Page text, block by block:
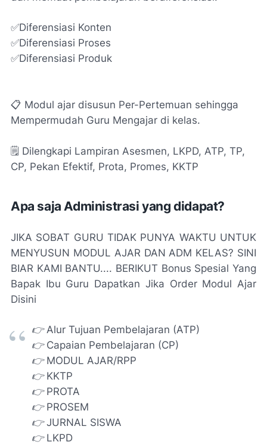
✅Diferensiasi Konten
✅Diferensiasi Proses
✅Diferensiasi Produk
📋 Modul ajar disusun Per-Pertemuan sehingga
Mempermudah Guru Mengajar di kelas.
🗒️ Dilengkapi Lampiran Asesmen, LKPD, ATP, TP,
CP, Pekan Efektif, Prota, Promes, KKTP
Apa saja Administrasi yang didapat?
JIKA SOBAT GURU TIDAK PUNYA WAKTU UNTUK
MENYUSUN MODUL AJAR DAN ADM KELAS? SINI
BIAR KAMI BANTU.... BERIKUT Bonus Spesial Yang
Bapak Ibu Guru Dapatkan Jika Order Modul Ajar
Disini
👉 Alur Tujuan Pembelajaran (ATP)
👉 Capaian Pembelajaran (CP)
👉 MODUL AJAR/RPP
👉 KKTP
👉 PROTA
👉 PROSEM
👉 JURNAL SISWA
👉 LKPD